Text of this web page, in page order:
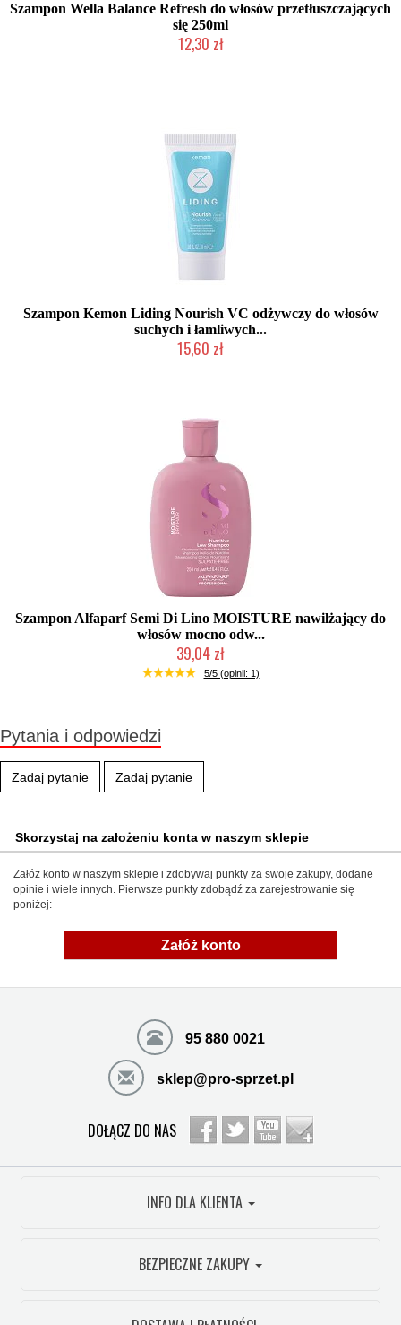
Szampon Wella Balance Refresh do włosów przetłuszczających
się 250ml
12,30 zł
Szampon Kemon Liding Nourish VC odżywczy do włosów
suchych i łamliwych...
15,60 zł
Szampon Alfaparf Semi Di Lino MOISTURE nawilżający do
włosów mocno odw...
39,04 zł
Duża ilość (wysyłka w 24h)
5/5 (opinii: 1)
Pytania i odpowiedzi
Zadaj pytanie Zadaj pytanie
Skorzystaj na założeniu konta w naszym sklepie
Załóż konto w naszym sklepie i zdobywaj punkty za swoje zakupy, dodane
opinie i wiele innych. Pierwsze punkty zdobądź za zarejestrowanie się
poniżej:
Załóż konto
95 880 0021
sklep@pro-sprzet.pl
DOŁĄCZ DO NAS
INFO DLA KLIENTA
BEZPIECZNE ZAKUPY